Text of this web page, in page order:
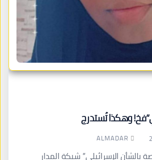
وهكذا تُستدرج
ALMADAR
الإسرائيلي” شبكة المدار